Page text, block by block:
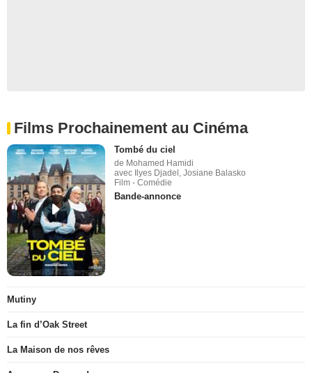
Films Prochainement au Cinéma
Tombé du ciel
de Mohamed Hamidi
avec Ilyes Djadel, Josiane Balasko
Film - Comédie
Bande-annonce
Mutiny
La fin d’Oak Street
La Maison de nos rêves